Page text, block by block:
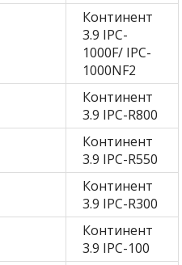
Континент
3.9 IPC-
1000F/ IPC-
1000NF2
Континент
3.9 IPC-R800
Континент
3.9 IPC-R550
Континент
3.9 IPC-R300
Континент
3.9 IPC-100